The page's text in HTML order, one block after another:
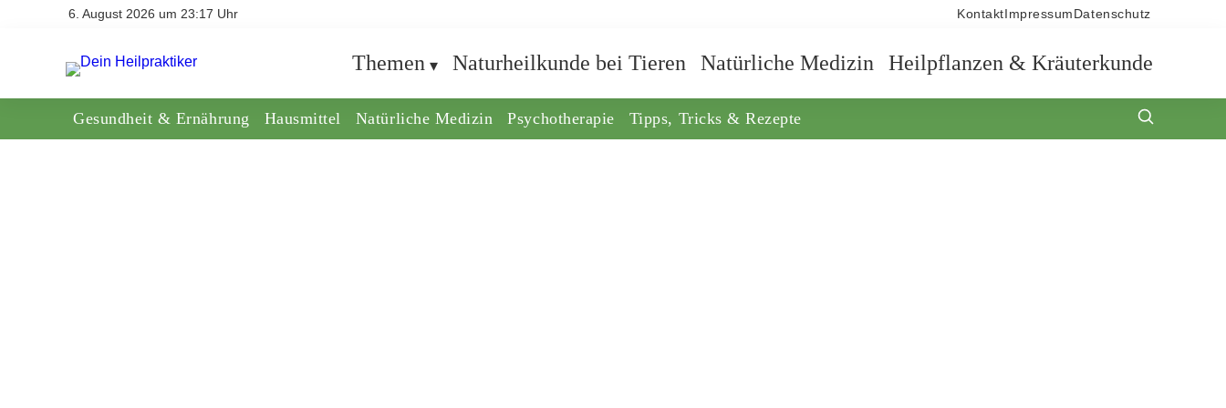
6. August 2026 um 23:17 Uhr Kontakt Impressum Datenschutz
Themen Naturheilkunde bei Tieren Natürliche Medizin Heilpflanzen & Kräuterkunde
Gesundheit & Ernährung Hausmittel Natürliche Medizin Psychotherapie Tipps, Tricks & Rezepte